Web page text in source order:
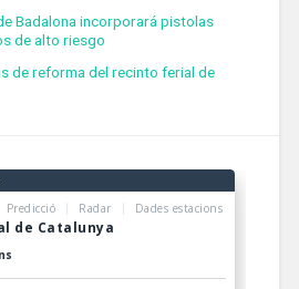
Badalona incorporará pistolas
de alto riesgo
de reforma del recinto ferial de